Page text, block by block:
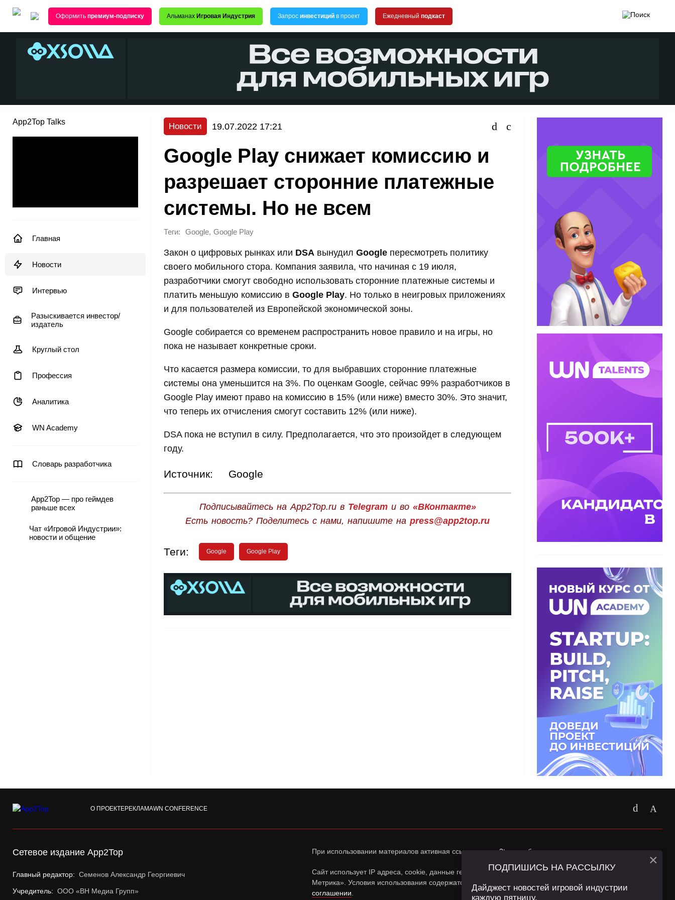
Оформить премиум-подписку Альманах Игровая Индустрия Запрос инвестиций в проект Ежедневный подкаст
App2Top Talks
Главная
Новости
Интервью
Разыскивается инвестор/
издатель
Круглый стол
Профессия
Аналитика
WN Academy
Словарь разработчика
App2Top — про геймдев
раньше всех
Чат «Игровой Индустрии»:
новости и общение
Новости 19.07.2022 17:21
Google Play снижает комиссию и
разрешает сторонние платежные
системы. Но не всем
Теги: Google, Google Play
Закон о цифровых рынках или DSA вынудил Google пересмотреть политику
своего мобильного стора. Компания заявила, что начиная с 19 июля,
разработчики смогут свободно использовать сторонние платежные системы и
платить меньшую комиссию в Google Play. Но только в неигровых приложениях
и для пользователей из Европейской экономической зоны.
Google собирается со временем распространить новое правило и на игры, но
пока не называет конкретные сроки.
Что касается размера комиссии, то для выбравших сторонние платежные
системы она уменьшится на 3%. По оценкам Google, сейчас 99% разработчиков в
Google Play имеют право на комиссию в 15% (или ниже) вместо 30%. Это значит,
что теперь их отчисления смогут составить 12% (или ниже).
DSA пока не вступил в силу. Предполагается, что это произойдет в следующем
году.
Источник: Google
Подписывайтесь на App2Top.ru в Telegramи во «ВКонтакте»
Есть новость? Поделитесь с нами, напишите на press@app2top.ru
Теги: Google Google Play
О ПРОЕКТЕРЕКЛАМАWN CONFERENCE
Сетевое издание App2Top
Главный редактор: Семенов Александр Георгиевич
Учредитель: ООО «ВН Медиа Групп»
При использовании материалов активная ссылка наapp2top.ruобязательна.
Сайт использует IP адреса, cookie, данные геолокации Пользователей сайта и сервис «Яндекс
Метрика». Условия использования содержатся в
Политике конфиденциальностии
соглашении
ПОДПИШИСЬ НА РАССЫЛКУ
Дайджест новостей игровой индустрии
каждую пятницу.
×